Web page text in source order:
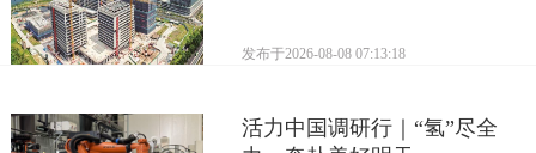
发布于2026-08-08 07:13:18
活力中国调研行｜“氢”尽全